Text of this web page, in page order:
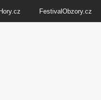
FestivalObzory.cz